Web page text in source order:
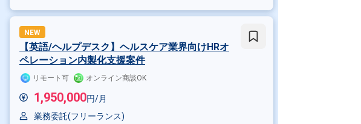
NEW
【英語/ヘルプデスク】ヘルスケア業界向けHRオ
ペレーション内製化支援案件
リモート可 オンライン商談OK
1,950,000円/月
業務委託(フリーランス)